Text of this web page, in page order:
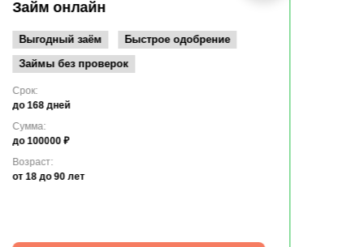
Займ онлайн
Выгодный заём
Быстрое одобрение
Займы без проверок
Срок:
до 168 дней
Сумма:
до 100000 ₽
Возраст:
от 18 до 90 лет